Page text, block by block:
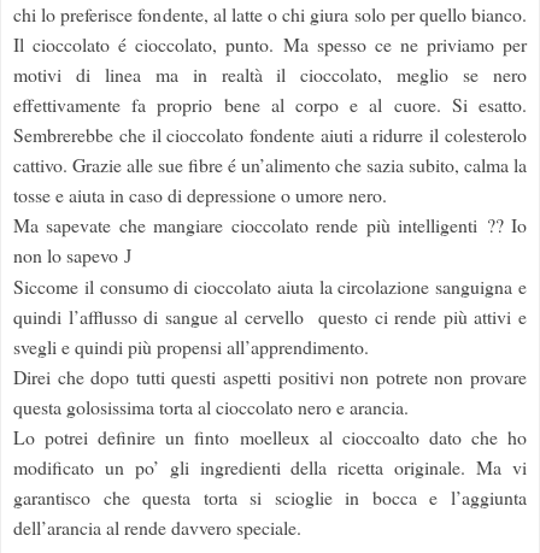
chi lo preferisce fondente, al latte o chi giura solo per quello bianco.
Il cioccolato é cioccolato, punto. Ma spesso ce ne priviamo per
motivi di linea ma in realtà il cioccolato, meglio se nero
effettivamente fa proprio bene al corpo e al cuore. Si esatto.
Sembrerebbe che il cioccolato fondente aiuti a ridurre il colesterolo
cattivo. Grazie alle sue fibre é un’alimento che sazia subito, calma la
tosse e aiuta in caso di depressione o umore nero.
Ma sapevate che mangiare cioccolato rende più intelligenti ?? Io
non lo sapevo J
Siccome il consumo di cioccolato aiuta la circolazione sanguigna e
quindi l’afflusso di sangue al cervello questo ci rende più attivi e
svegli e quindi più propensi all’apprendimento.
Direi che dopo tutti questi aspetti positivi non potrete non provare
questa golosissima torta al cioccolato nero e arancia.
Lo potrei definire un finto moelleux al cioccoalto dato che ho
modificato un po’ gli ingredienti della ricetta originale. Ma vi
garantisco che questa torta si scioglie in bocca e l’aggiunta
dell’arancia al rende davvero speciale.